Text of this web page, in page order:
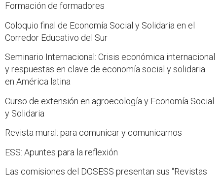
Formación de formadores
Coloquio final de Economía Social y Solidaria en el
Corredor Educativo del Sur
Seminario Internacional: Crisis económica internacional
y respuestas en clave de economía social y solidaria
en América latina
Curso de extensión en agroecología y Economía Social
y Solidaria
Revista mural: para comunicar y comunicarnos
ESS: Apuntes para la reflexión
Las comisiones del DOSESS presentan sus “Revistas